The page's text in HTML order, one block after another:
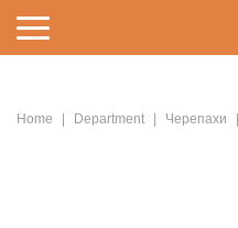
Home Department Черепахи